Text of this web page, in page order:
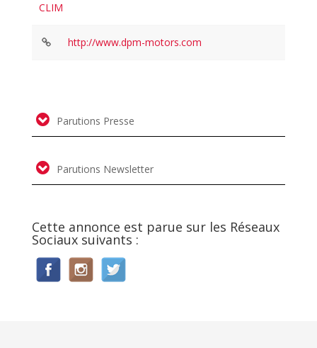
CLIM
http://www.dpm-motors.com
Parutions Presse
Parutions Newsletter
Cette annonce est parue sur les Réseaux
Sociaux suivants :